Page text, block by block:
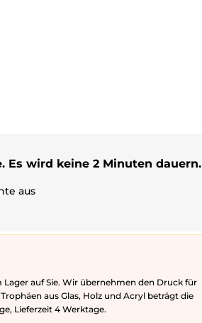
Es wird keine 2 Minuten dauern.
aus
auf Sie. Wir übernehmen den Druck für
aus Glas, Holz und Acryl beträgt die
Lieferzeit 4 Werktage.